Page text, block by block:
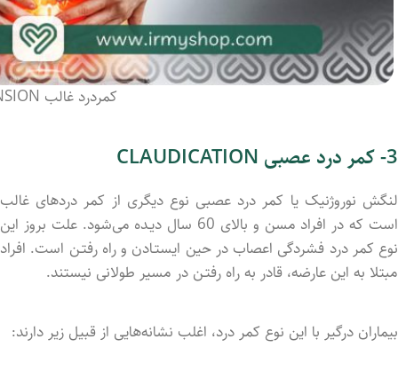
کمردرد غالب EXTENSION
3- کمر درد عصبی CLAUDICATION
لنگش نوروژنیک یا کمر درد عصبی نوع دیگری از کمر دردهای غالب
است که در افراد مسن و بالای 60 سال دیـده می‌شود. علت بروز این
نوع کمر درد فشردگی اعصاب در حین ایستـادن و راه رفتـن است. افراد
مبتلا به این عارضه، قادر به راه رفتـن در مسیر طولانی نیستند.
بیماران درگیر با این نوع کمر درد، اغلب نشانه‌هایی از قبیل زیر دارند: